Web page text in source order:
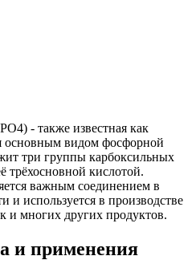
- также известная как
основным видом фосфорной
три группы карбоксильных
трёхосновной кислотой.
важным соединением в
используется в производстве
и многих других продуктов.
и применения